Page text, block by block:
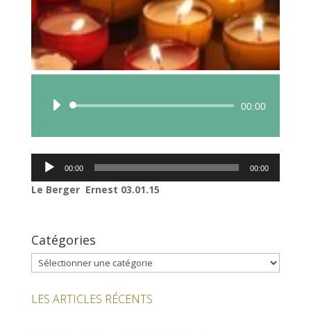
Lecteur
00:00
Lecteur
00:00 00:00
Le Berger Ernest 03.01.15
Catégories
Catégories
LES ARTICLES RÉCENTS